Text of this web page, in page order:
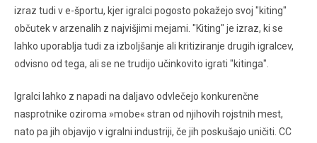
izraz tudi v e-športu, kjer igralci pogosto pokažejo svoj "kiting"
občutek v arzenalih z najvišjimi mejami. "Kiting" je izraz, ki se
lahko uporablja tudi za izboljšanje ali kritiziranje drugih igralcev,
odvisno od tega, ali se ne trudijo učinkovito igrati "kitinga".
Igralci lahko z napadi na daljavo odvlečejo konkurenčne
nasprotnike oziroma »mobe« stran od njihovih rojstnih mest,
nato pa jih objavijo v igralni industriji, če jih poskušajo uničiti. CC